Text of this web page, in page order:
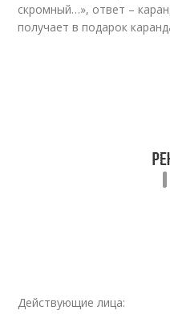
скромный…», ответ –
получает в подарок
Действующие лица: